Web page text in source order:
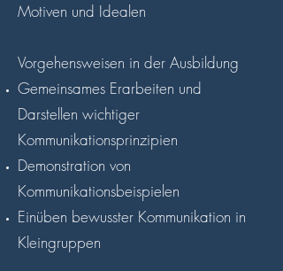
Motiven und Idealen
Vorgehensweisen in der Ausbildung
Gemeinsames Erarbeiten und
Darstellen wichtiger
Kommunikationsprinzipien
Demonstration von
Kommunikationsbeispielen
Einüben bewusster Kommunikation in
Kleingruppen